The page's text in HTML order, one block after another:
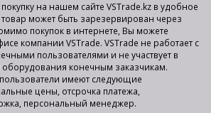
на нашем сайте VSTrade.kz в удобное
может быть зарезервирован через
покупок в интернете, Вы можете
компании VSTrade. VSTrade не работает с
пользователями и не участвует в
оборудования конечным заказчикам.
имеют следующие
цены, отсрочка платежа,
персональный менеджер.